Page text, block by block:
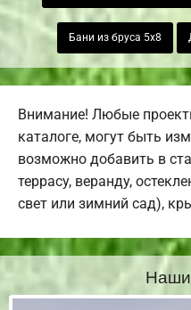
Бани из бруса 5х8
Внимание! Любые
каталоге, могут быть
возможно добавить в
террасу, веранду,
свет или зимний сад),